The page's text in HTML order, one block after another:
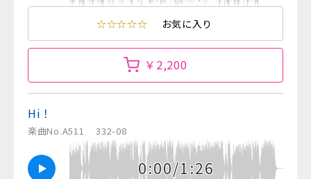
☆☆☆☆☆ お気に入り
￥2,200
Hi！
楽曲No.A511 332-08
0:00/1:26